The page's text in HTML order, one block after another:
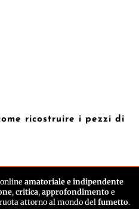
ricostruire i pezzi di
amatoriale e indipendente
, critica, approfondimento e
attorno al mondo del fumetto.